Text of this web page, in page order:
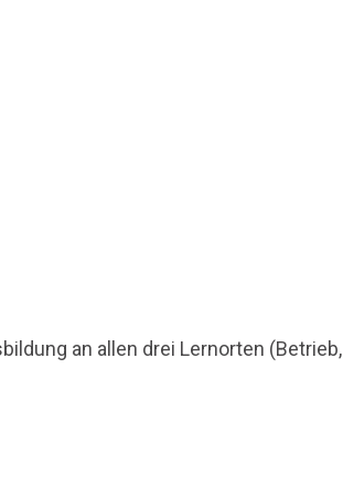
an allen drei Lernorten (Betrieb,